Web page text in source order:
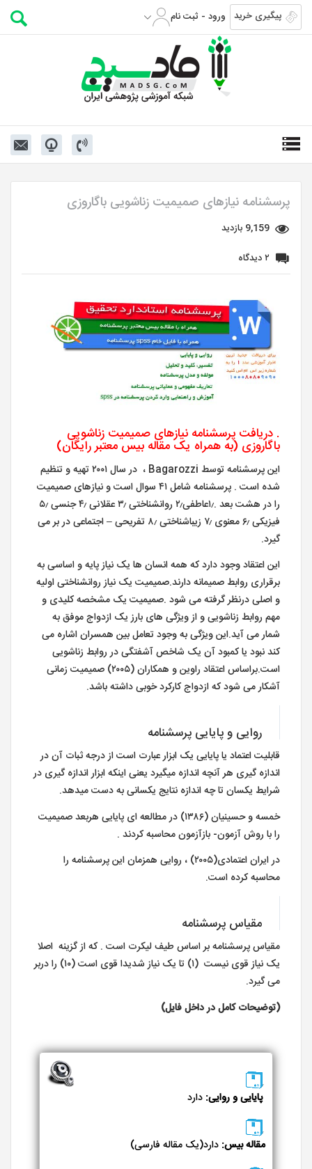
پیگیری خرید ورود - ثبت نام
پرسشنامه نیازهای صمیمیت زناشویی باگاروزی
9,159 بازدید
۲ دیدگاه
. دریافت پرسشنامه نیازهای صمیمیت زناشویی
باگاروزی (به همراه یک مقاله بیس معتبر رایگان)
این پرسشنامه توسط Bagarozzi ، در سال ۲۰۰۱ تهیه و تنظیم
شده است . پرسشنامه شامل ۴۱ سوال است و نیازهای صمیمیت
را در هشت بعد .۱٫عاطفی۲٫ روانشناختی ۳٫ عقلانی ۴٫ جنسی ۵٫
فیزیکی ۶٫ معنوی ۷٫ زیباشناختی ۸٫ تفریحی – اجتماعی در بر می
گیرد.
این اعتقاد وجود دارد که همه انسان ها یک نیاز پایه و اساسی به
برقراری روابط صمیمانه دارند.صمیمیت یک نیاز روانشناختی اولیه
و اصلی درنظر گرفته می شود .صمیمیت یک مشخصه کلیدی و
مهم روابط زناشویی و از ویژگی های بارز یک ازدواج موفق به
شمار می آید.این ویژگی به وجود تعامل بین همسران اشاره می
کند نبود یا کمبود آن یک شاخص آشفتگی در روابط زناشویی
است.براساس اعتقاد راوین و همکاران (۲۰۰۵) صمیمیت زمانی
آشکار می شود که ازدواج کارکرد خوبی داشته باشد.
روایی و پایایی پرسشنامه
قابلیت اعتماد یا پایایی یک ابزار عبارت است از درجه ثبات آن در
اندازه گیری هر آنچه اندازه می­گیرد یعنی اینکه ابزار اندازه­ گیری در
شرایط یکسان تا چه اندازه نتایج یکسانی به دست می­دهد.
خمسه و حسینیان (۱۳۸۶) در مطالعه ای پایایی هربعد صمیمیت
را با روش آزمون- بازآزمون محاسبه کردند .
در ایران اعتمادی(۲۰۰۵) ، روایی همزمان این پرسشنامه را
محاسبه کرده است.
مقیاس پرسشنامه
مقیاس پرسشنامه بر اساس طیف لیکرت است . که از گزینه اصلا
یک نیاز قوی نیست (۱) تا یک نیاز شدیدا قوی است (۱۰) را دربر
می گیرد.
(توضیحات کامل در داخل فایل)
پایایی و روایی: دارد
مقاله بیس: دارد(یک مقاله فارسی)